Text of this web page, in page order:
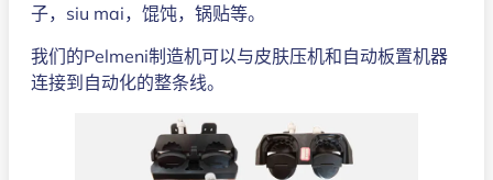
子，siu mai，馄饨，锅贴等。
我们的Pelmeni制造机可以与皮肤压机和自动板置机器
连接到自动化的整条线。